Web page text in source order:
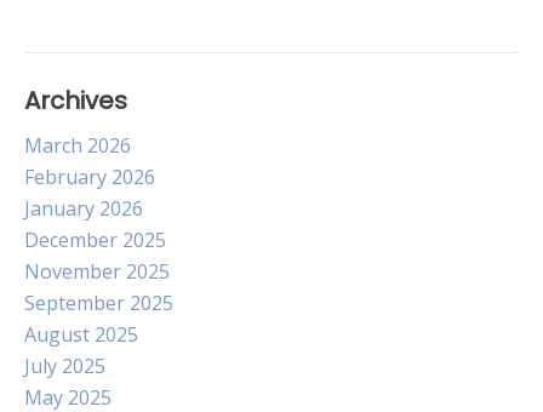
Archives
March 2026
February 2026
January 2026
December 2025
November 2025
September 2025
August 2025
July 2025
May 2025